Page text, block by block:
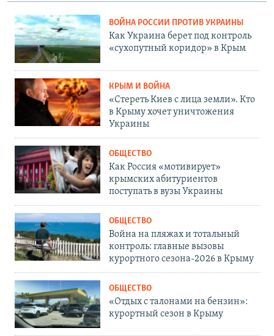
ВОЙНА РОССИИ ПРОТИВ УКРАИНЫ
Как Украина берет под контроль
«сухопутный коридор» в Крым
КРЫМ И ВОЙНА
«Стереть Киев с лица земли». Кто
в Крыму хочет уничтожения
Украины
ОБЩЕСТВО
Как Россия «мотивирует»
крымских абитуриентов
поступать в вузы Украины
ОБЩЕСТВО
Война на пляжах и тотальный
контроль: главные вызовы
курортного сезона-2026 в Крыму
ОБЩЕСТВО
«Отдых с талонами на бензин»:
курортный сезон в Крыму